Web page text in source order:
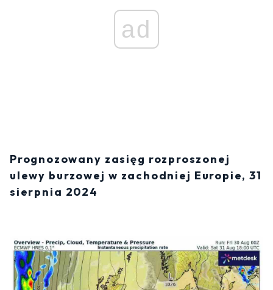
ad
Prognozowany zasięg rozproszonej
ulewy burzowej w zachodniej Europie, 31
sierpnia 2024